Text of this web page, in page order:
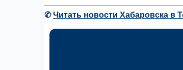
✆Читать новости Хабаровска в